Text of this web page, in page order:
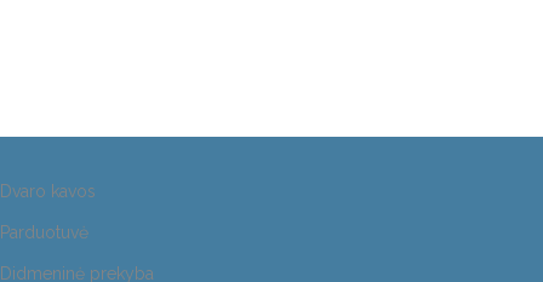
Dvaro kavos
Parduotuvė
Didmeninė prekyba